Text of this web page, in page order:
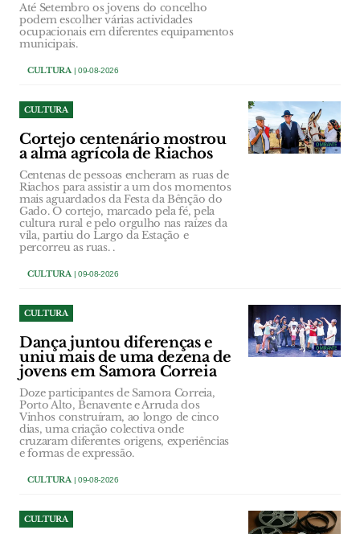
Até Setembro os jovens do concelho
podem escolher várias actividades
ocupacionais em diferentes equipamentos
municipais.
CULTURA| 09-08-2026
CULTURA
Cortejo centenário mostrou
a alma agrícola de Riachos
Centenas de pessoas encheram as ruas de
Riachos para assistir a um dos momentos
mais aguardados da Festa da Bênção do
Gado. O cortejo, marcado pela fé, pela
cultura rural e pelo orgulho nas raízes da
vila, partiu do Largo da Estação e
percorreu as ruas. .
CULTURA| 09-08-2026
CULTURA
Dança juntou diferenças e
uniu mais de uma dezena de
jovens em Samora Correia
Doze participantes de Samora Correia,
Porto Alto, Benavente e Arruda dos
Vinhos construíram, ao longo de cinco
dias, uma criação colectiva onde
cruzaram diferentes origens, experiências
e formas de expressão.
CULTURA| 09-08-2026
CULTURA